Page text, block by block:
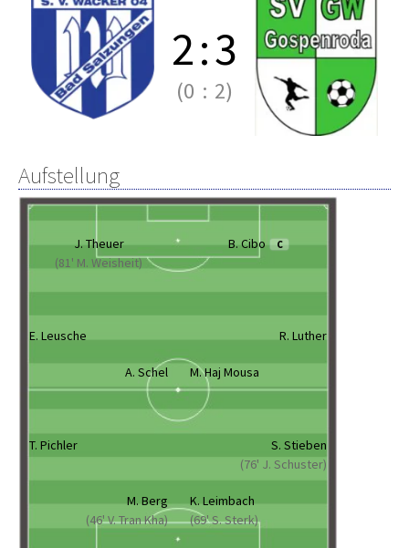
2:3
(0 : 2)
Aufstellung
J. Theuer
(81' M. Weisheit)
B. Cibo C
E. Leusche R. Luther
A. Schel M. Haj Mousa
T. Pichler
S. Stieben
(76' J. Schuster)
M. Berg
(46' V. Tran Kha)
K. Leimbach
(69' S. Sterk)